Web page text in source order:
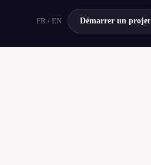
FR / EN Démarrer un projet